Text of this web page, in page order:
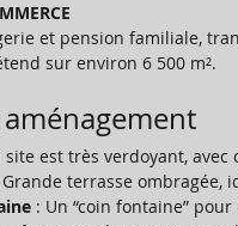
et pension familiale,
sur environ 6 500 m².
site est très verdoyant,
Grande terrasse ombragée,
: Un “coin fontaine”